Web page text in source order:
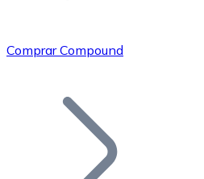
Bitcoin
Comprar Compound